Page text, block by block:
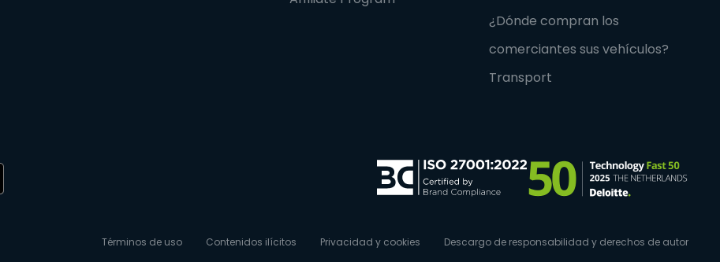
¿Dónde compran los
comerciantes sus vehículos?
Transport
Términos de uso Contenidos ilícitos Privacidad y cookies Descargo de responsabilidad y derechos de autor